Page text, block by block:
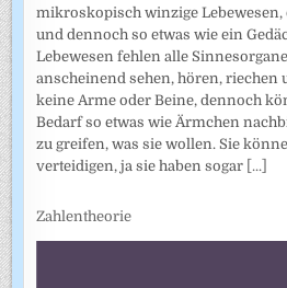
mikroskopisch winzige Lebewesen,
und dennoch so etwas wie ein
Lebewesen fehlen alle
anscheinend sehen, hören, riechen
keine Arme oder Beine, dennoch
Bedarf so etwas wie Ärmchen
zu greifen, was sie wollen. Sie
verteidigen, ja sie haben sogar [...]
Zahlentheorie